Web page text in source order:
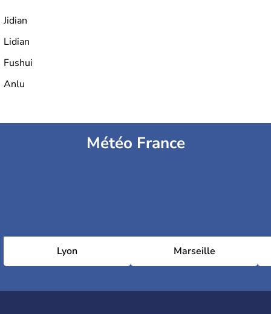
Jidian
Lidian
Fushui
Anlu
Météo France
Lyon Marseille